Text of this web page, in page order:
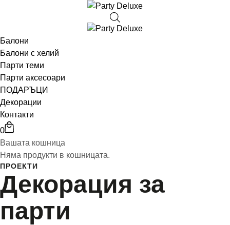
Балони
Балони с хелий
Парти теми
Парти аксесоари
ПОДАРЪЦИ
Декорации
Контакти
0
Вашата кошница
Няма продукти в кошницата.
ПРОЕКТИ
Декорация за
парти